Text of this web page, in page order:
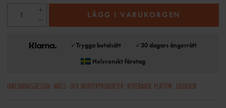
LÄGG I VARUKORGEN
✓Trygga betalsätt ✓30 dagars ångerrätt
Helsvenskt företag
INREDNINGSDESIGN MÄSS- OCH MONTERPRODUKTER ROTERANDE PLATTOR JULDEKOR